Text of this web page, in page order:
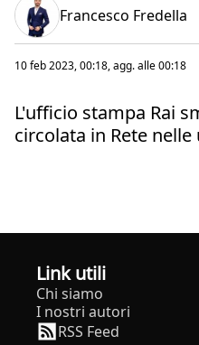
Francesco Fredella
10 feb 2023, 00:18, agg. alle00:18
L'ufficio stampa Rai
circolata in Rete
Link utili
Chi siamo
I nostri autori
RSS Feed